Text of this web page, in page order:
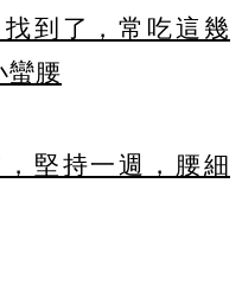
到了，常吃這幾
蠻腰
堅持一週，腰細